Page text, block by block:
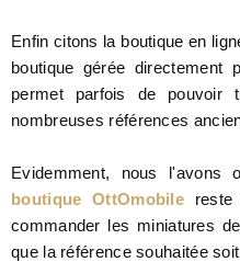
Enfin citons la boutique en
boutique gérée
permet parfois de
nombreuses références
Evidemment, nous
boutique OttOmobile reste
commander les miniatures
que la référence souhaitée